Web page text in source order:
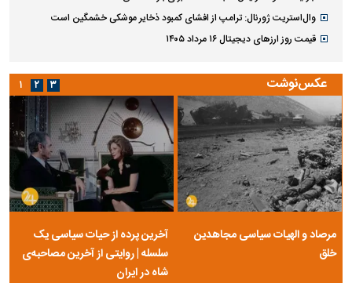
وال‌استریت ژورنال: ترامپ از افشای کمبود ذخایر موشکی خشمگین است
قیمت روز ارز‌های دیجیتال ۱۶ مرداد ۱۴۰۵
عکس‌نوشت
مرصاد و الهیات سیاسی مجاهدین
خلق
آخرین پرده از حیات سیاسی یک
سلسله | روایتی از آخرین مصاحبه‌ی
شاه در ایران
۱ ۲ ۳